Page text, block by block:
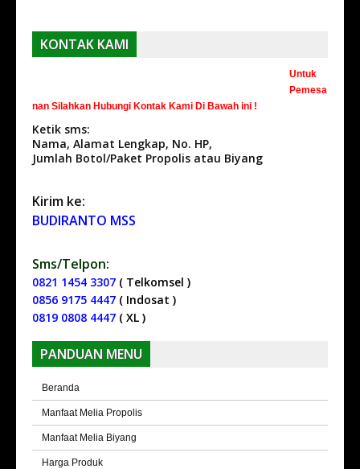
KONTAK KAMI
Untuk
Pemesa
nan Silahkan Hubungi Kontak Kami Di Bawah ini !
Ketik sms:
Nama, Alamat Lengkap, No. HP,
Jumlah Botol/Paket Propolis atau Biyang
Kirim ke:
BUDIRANTO MSS
Sms/Telpon:
0821 1454 3307 ( Telkomsel )
0856 9175 4447 ( Indosat )
0819 0808 4447 ( XL )
PANDUAN MENU
Beranda
Manfaat Melia Propolis
Manfaat Melia Biyang
Harga Produk